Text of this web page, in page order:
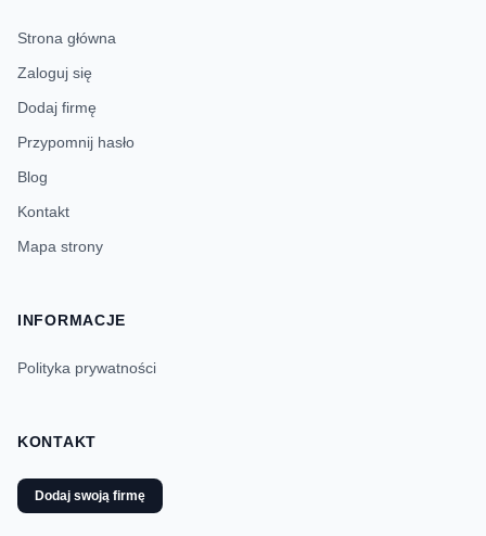
Strona główna
Zaloguj się
Dodaj firmę
Przypomnij hasło
Blog
Kontakt
Mapa strony
INFORMACJE
Polityka prywatności
KONTAKT
Dodaj swoją firmę